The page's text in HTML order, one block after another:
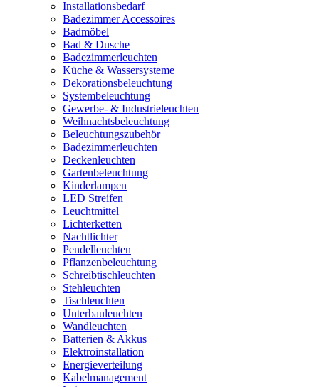
Installationsbedarf
Badezimmer Accessoires
Badmöbel
Bad & Dusche
Badezimmerleuchten
Küche & Wassersysteme
Dekorationsbeleuchtung
Systembeleuchtung
Gewerbe- & Industrieleuchten
Weihnachtsbeleuchtung
Beleuchtungszubehör
Badezimmerleuchten
Deckenleuchten
Gartenbeleuchtung
Kinderlampen
LED Streifen
Leuchtmittel
Lichterketten
Nachtlichter
Pendelleuchten
Pflanzenbeleuchtung
Schreibtischleuchten
Stehleuchten
Tischleuchten
Unterbauleuchten
Wandleuchten
Batterien & Akkus
Elektroinstallation
Energieverteilung
Kabelmanagement